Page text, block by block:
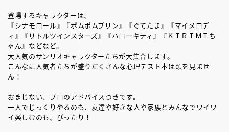
登場するキャラクターは、
『シナモロール』『ポムポムプリン』『ぐてたま』『マイメロデ
ィ』『リトルツインスターズ』『ハローキティ』『ＫＩＲＩＭＩち
ゃん』などなど。
大人気のサンリオキャラクターたちが大集合します。
こんなに人気者たちが盛りだくさんな心理テスト本は類を見ませ
ん！
おまじない、プロのアドバイスつきです。
一人でじっくりやるのも、友達や好きな人や家族とみんなでワイワ
イ楽しむのも、ぴったり！